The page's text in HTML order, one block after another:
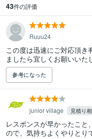
43件の評価
Ruuu24
この度は迅速にご対応頂き
ましたら宜しくお願いいた
参考になった
junior village 見積り
レスポンスが早かったこと
ので、気持ちよくやりとり